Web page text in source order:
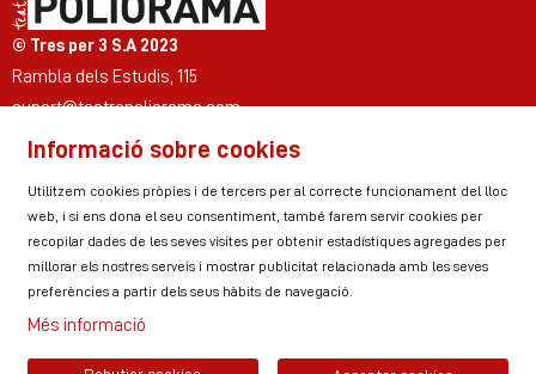
© Tres per 3 S.A 2023
Rambla dels Estudis, 115
suport@teatrepoliorama.com
Link a instagram
Link a youtube
Link a twitter
Link a facebook
Link a ticktok
Link a linkedin
Sitemap Avís Legal
Ús de Cookies
Política de privacitat
Informació sobre cookies
Utilitzem cookies pròpies i de tercers per al correcte funcionament del lloc
web, i si ens dona el seu consentiment, també farem servir cookies per
recopilar dades de les seves visites per obtenir estadístiques agregades per
millorar els nostres serveis i mostrar publicitat relacionada amb les seves
preferències a partir dels seus hàbits de navegació.
Més informació